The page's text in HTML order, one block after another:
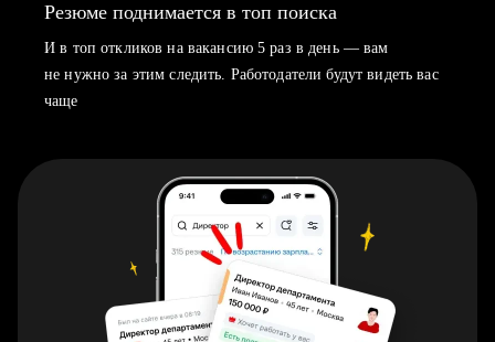
Резюме поднимается в топ поиска
И в топ откликов на вакансию 5 раз в день — вам
не нужно за этим следить. Работодатели будут видеть вас
чаще